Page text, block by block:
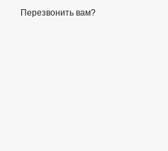
Перезвонить вам?